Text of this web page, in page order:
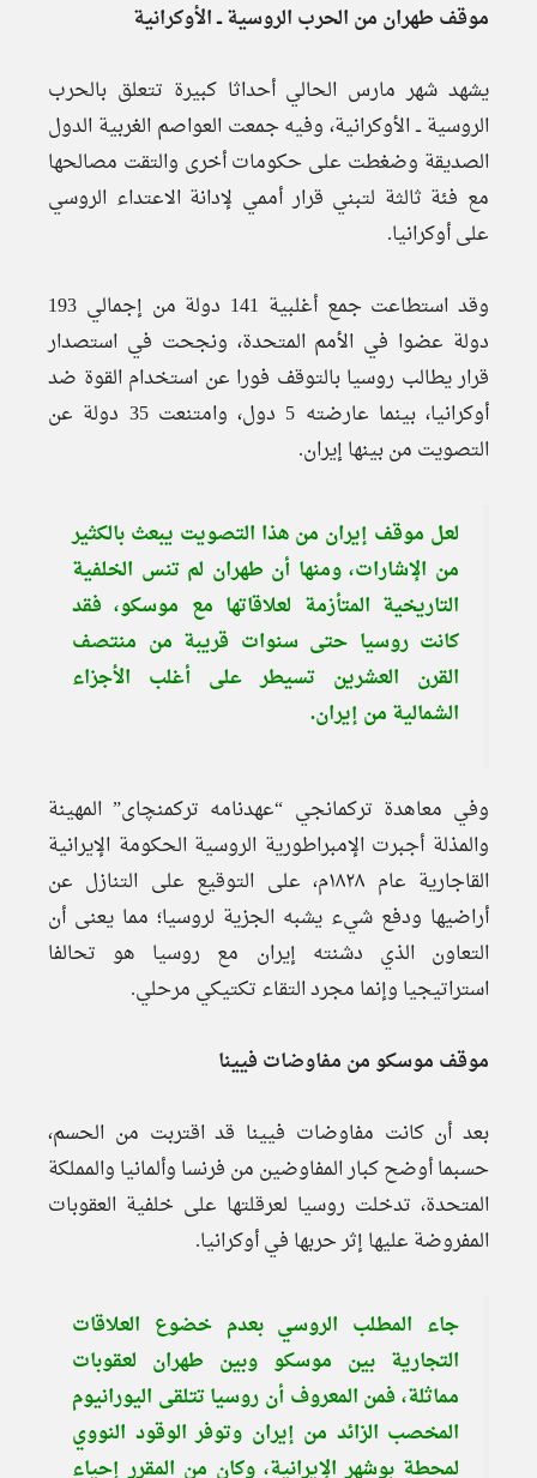
موقف طهران من الحرب الروسية ــ الأوكرانية
يشهد شهر مارس الحالي أحداثا كبيرة تتعلق بالحرب
الروسية ــ الأوكرانية، وفيه جمعت العواصم الغربية الدول
الصديقة وضغطت على حكومات أخرى والتقت مصالحها
مع فئة ثالثة لتبني قرار أممي لإدانة الاعتداء الروسي
على أوكرانيا.
وقد استطاعت جمع أغلبية 141 دولة من إجمالي 193
دولة عضوا في الأمم المتحدة، ونجحت في استصدار
قرار يطالب روسيا بالتوقف فورا عن استخدام القوة ضد
أوكرانيا، بينما عارضته 5 دول، وامتنعت 35 دولة عن
التصويت من بينها إيران.
لعل موقف إيران من هذا التصويت يبعث بالكثير
من الإشارات، ومنها أن طهران لم تنس الخلفية
التاريخية المتأزمة لعلاقاتها مع موسكو، فقد
كانت روسيا حتى سنوات قريبة من منتصف
القرن العشرين تسيطر على أغلب الأجزاء
الشمالية من إيران.
وفي معاهدة تركمانجي “عهدنامه ترکمنچای” المهينة
والمذلة أجبرت الإمبراطورية الروسية الحكومة الإيرانية
القاجارية عام ١٨٢٨م، على التوقيع على التنازل عن
أراضيها ودفع شيء يشبه الجزية لروسيا؛ مما يعنى أن
التعاون الذي دشنته إيران مع روسيا هو تحالفا
استراتيجيا وإنما مجرد التقاء تكتيكي مرحلي.
موقف موسكو من مفاوضات فيينا
بعد أن كانت مفاوضات فيينا قد اقتربت من الحسم،
حسبما أوضح كبار المفاوضين من فرنسا وألمانيا والمملكة
المتحدة، تدخلت روسيا لعرقلتها على خلفية العقوبات
المفروضة عليها إثر حربها في أوكرانيا.
جاء المطلب الروسي بعدم خضوع العلاقات
التجارية بين موسكو وبين طهران لعقوبات
مماثلة، فمن المعروف أن روسيا تتلقى اليورانيوم
المخصب الزائد من إيران وتوفر الوقود النووي
لمحطة بوشهر الإيرانية، وكان من المقرر إحياء